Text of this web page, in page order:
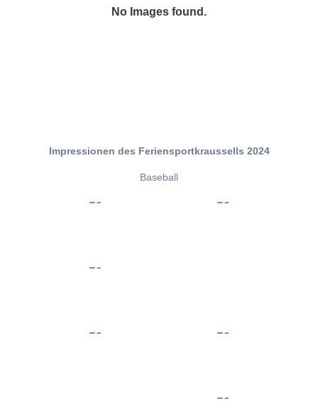
No Images found.
Impressionen des Feriensportkraussells 2024
Baseball